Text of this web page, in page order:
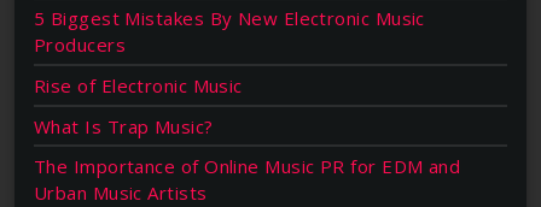
5 Biggest Mistakes By New Electronic Music
Producers
Rise of Electronic Music
What Is Trap Music?
The Importance of Online Music PR for EDM and
Urban Music Artists